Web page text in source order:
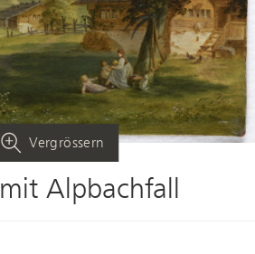
Vergrössern
Alpbachfall